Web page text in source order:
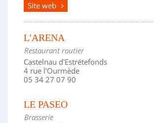
Site web
L'ARENA
Restaurant routier
Castelnau d'Estrétefonds
4 rue l'Ourmède
05 34 27 07 90
LE PASEO
Brasserie